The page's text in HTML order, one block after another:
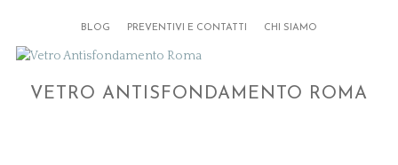
BLOG PREVENTIVI E CONTATTI CHI SIAMO
VETRO ANTISFONDAMENTO ROMA